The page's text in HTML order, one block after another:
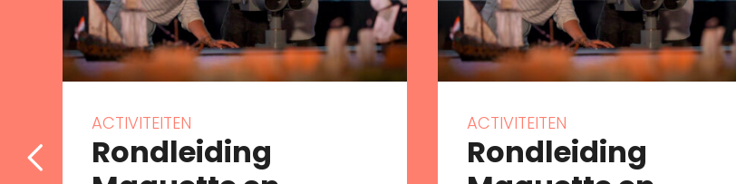
ACTIVITEITEN
Rondleiding
ACTIVITEITEN
Rondleiding